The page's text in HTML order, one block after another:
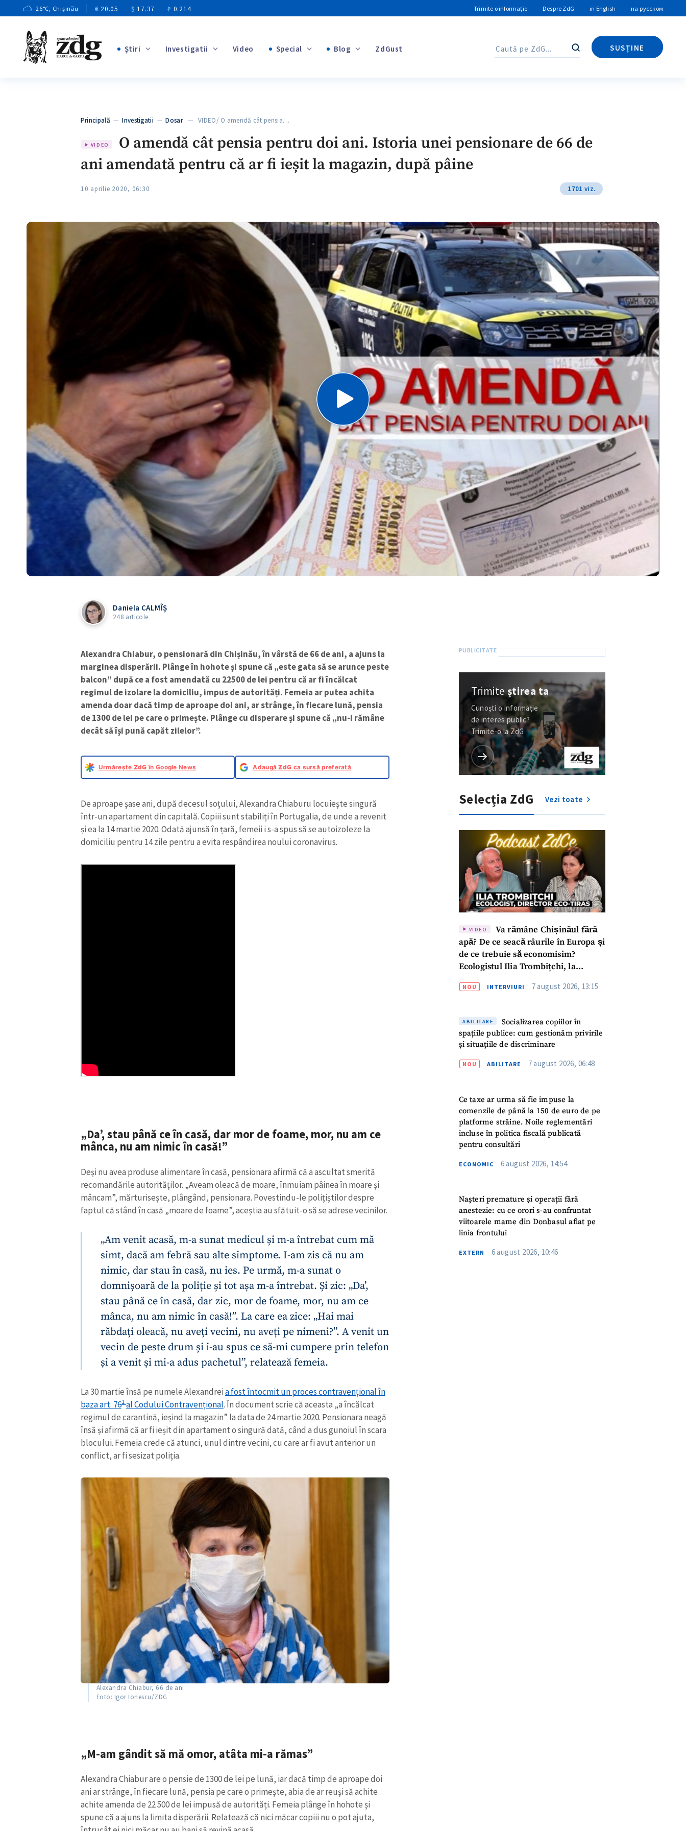
26°C, Chișinău € 20.05 $ 17.37 ₽ 0.214 Trimite o informație Despre ZdG in English на русском
Ştiri Investigatii Video Special Blog
+1
ZdGust Caută
SUSȚINE
Caută
Principală —Investigatii —Dosar— VIDEO/ O amendă cât pensia…
VIDEO
O amendă cât pensia pentru doi ani. Istoria unei pensionare de 66 de
ani amendată pentru că ar fi ieșit la magazin, după pâine
10 aprilie 2020, 06:30 1701 viz.
Daniela CALMÎȘ
248 articole
Alexandra Chiabur, o pensionară din Chișinău, în vârstă de 66 de ani, a ajuns la
marginea disperării. Plânge în hohote și spune că „este gata să se arunce peste
balcon” după ce a fost amendată cu 22500 de lei pentru că ar fi încălcat
regimul de izolare la domiciliu, impus de autorități. Femeia ar putea achita
amenda doar dacă timp de aproape doi ani, ar strânge, în fiecare lună, pensia
de 1300 de lei pe care o primește. Plânge cu disperare și spune că „nu-i rămâne
decât să își pună capăt zilelor”.
Urmărește ZdG în Google News AdaugăZdG ca sursă preferată
De aproape șase ani, după decesul soțului, Alexandra Chiaburu locuiește singură
într-un apartament din capitală. Copiii sunt stabiliți în Portugalia, de unde a revenit
și ea la 14 martie 2020. Odată ajunsă în țară, femeii i s-a spus să se autoizoleze la
domiciliu pentru 14 zile pentru a evita respândirea noului coronavirus.
„Da’, stau până ce în casă, dar mor de foame, mor, nu am ce
mânca, nu am nimic în casă!”
Deși nu avea produse alimentare în casă, pensionara afirmă că a ascultat smerită
recomandările autorităților. „Aveam oleacă de moare, înmuiam pâinea în moare și
mâncam”, mărturisește, plângând, pensionara. Povestindu-le polițiștilor despre
faptul că stând în casă „moare de foame”, aceștia au sfătuit-o să se adrese vecinilor.
„Am venit acasă, m-a sunat medicul și m-a întrebat cum mă
simt, dacă am febră sau alte simptome. I-am zis că nu am
nimic, dar stau în casă, nu ies. Pe urmă, m-a sunat o
domnișoară de la poliție și tot așa m-a întrebat. Și zic: „Da’,
stau până ce în casă, dar zic, mor de foame, mor, nu am ce
mânca, nu am nimic în casă!”. La care ea zice: „Hai mai
răbdați oleacă, nu aveți vecini, nu aveți pe nimeni?”. A venit un
vecin de peste drum și i-au spus ce să-mi cumpere prin telefon
și a venit și mi-a adus pachetul”, relatează femeia.
La 30 martie însă pe numele Alexandreia fost întocmit un proces contravențional în
baza art. 761al Codului Contravențional. În document scrie că aceasta „a încălcat
regimul de carantină, ieșind la magazin” la data de 24 martie 2020. Pensionara neagă
însă și afirmă că ar fi ieșit din apartament o singură dată, când a dus gunoiul în scara
blocului. Femeia crede că atunci, unul dintre vecini, cu care ar fi avut anterior un
conflict, ar fi sesizat poliția.
Alexandra Chiabur, 66 de ani
Foto: Igor Ionescu/ZDG
„M-am gândit să mă omor, atâta mi-a rămas”
Alexandra Chiabur are o pensie de 1300 de lei pe lună, iar dacă timp de aproape doi
ani ar strânge, în fiecare lună, pensia pe care o primește, abia de ar reuși să achite
achite amenda de 22 500 de lei impusă de autorități. Femeia plânge în hohote și
spune că a ajuns la limita disperării. Relatează că nici măcar copiii nu o pot ajuta,
Trimiteștirea ta
Cunoști o informație
de interes public?
Trimite-o la ZdG
Selecția ZdG Vezi toate
VIDEO
Va rămâne Chișinăul fără
apă? De ce seacă râurile în Europa și
de ce trebuie să economisim?
Ecologistul Ilia Trombițchi, la
NOU INTERVIURI 7 august 2026, 13:15
ABILITARE
Socializarea copiilor în
spațiile publice: cum gestionăm privirile
și situațiile de discriminare
NOU ABILITARE 7 august 2026, 06:48
Ce taxe ar urma să fie impuse la
comenzile de până la 150 de euro de pe
platforme străine. Noile reglementări
incluse în politica fiscală publicată
pentru consultări
ECONOMIC 6 august 2026, 14:54
Nașteri premature și operații fără
anestezie: cu ce orori s-au confruntat
viitoarele mame din Donbasul aflat pe
linia frontului
EXTERN 6 august 2026, 10:46
ȘTIREA MEA
Mesajul știrei
+ Numele meu
+ Emailul meu
Am citit și sunt de acord cupolitica de
TRIMITE ȘTIREA